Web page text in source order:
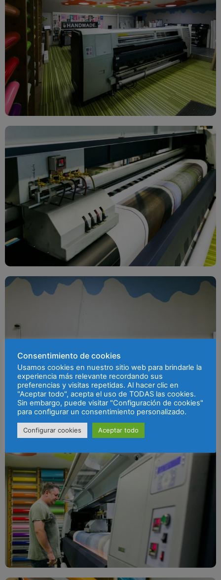
Consentimiento de cookies
Usamos cookies en nuestro sitio web para brindarle la
experiencia más relevante recordando sus
preferencias y visitas repetidas. Al hacer clic en
"Aceptar todo", acepta el uso de TODAS las cookies.
Sin embargo, puede visitar "Configuración de cookies"
para configurar un consentimiento personalizado.
Configurar cookies Aceptar todo